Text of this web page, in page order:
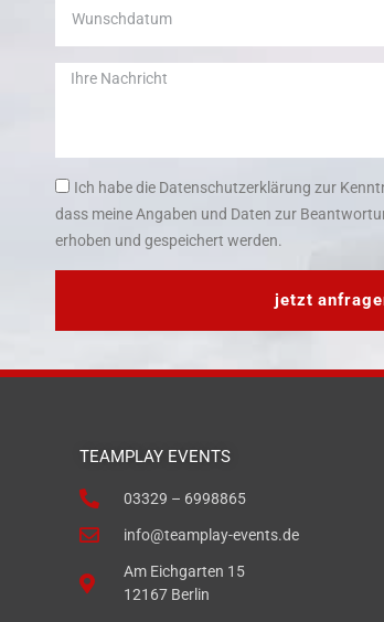
Ich habe die Datenschutzerklärung zur
dass meine Angaben und Daten zur
erhoben und gespeichert werden.
jetzt
TEAMPLAY EVENTS
03329 – 6998865
info@teamplay-events.de
Am Eichgarten 15
12167 Berlin